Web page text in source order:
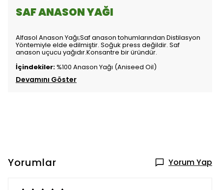
SAF ANASON YAĞI
Alfasol Anason Yağı;Saf anason tohumlarından Distilasyon
Yöntemiyle elde edilmiştir. Soğuk press değildir. Saf
anason uçucu yağıdır.Konsantre bir üründür.
İçindekiler:%100 Anason Yağı (Aniseed Oil)
Devamını Göster
Yorumlar Yorum Yap